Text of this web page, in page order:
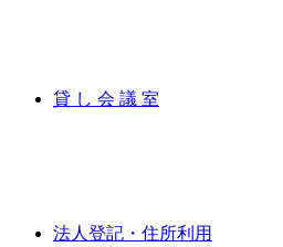
貸 し 会 議 室
法人登記・住所利用